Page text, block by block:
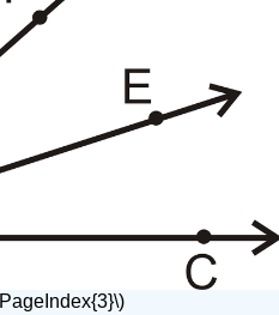
PageIndex{3}\)